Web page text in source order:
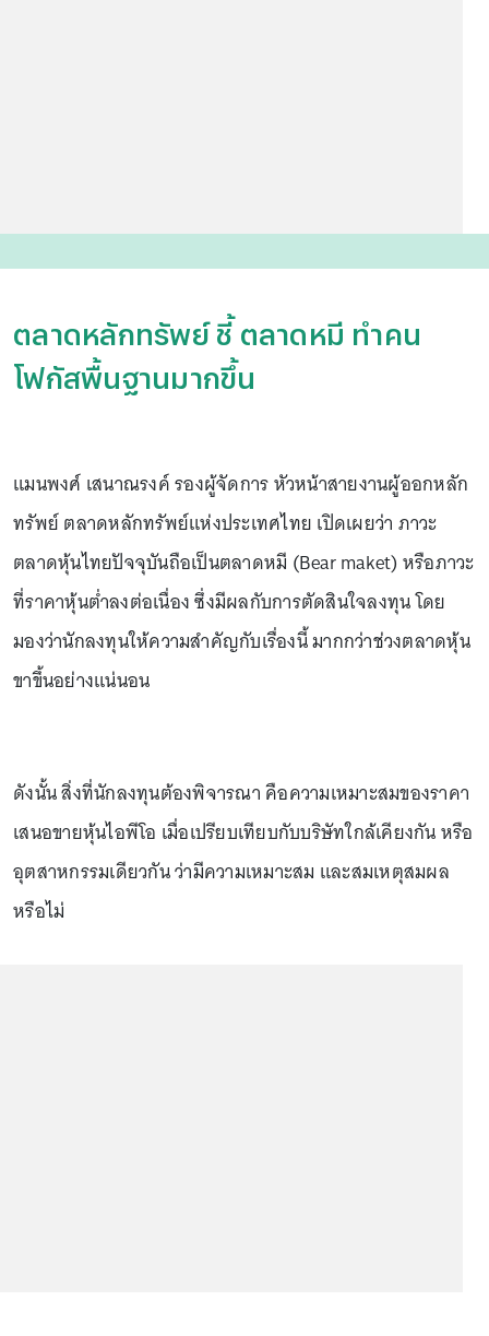
ตลาดหลักทรัพย์ ชี้ ตลาดหมี ทำคน
โฟกัสพื้นฐานมากขึ้น
แมนพงศ์ เสนาณรงค์ รองผู้จัดการ หัวหน้าสายงานผู้ออกหลัก
ทรัพย์ ตลาดหลักทรัพย์แห่งประเทศไทย เปิดเผยว่า ภาวะ
ตลาดหุ้นไทยปัจจุบันถือเป็นตลาดหมี (Bear maket) หรือภาวะ
ที่ราคาหุ้นต่ำลงต่อเนื่อง ซึ่งมีผลกับการตัดสินใจลงทุน โดย
มองว่านักลงทุนให้ความสำคัญกับเรื่องนี้ มากกว่าช่วงตลาดหุ้น
ขาขึ้นอย่างแน่นอน
ดังนั้น สิ่งที่นักลงทุนต้องพิจารณา คือความเหมาะสมของราคา
เสนอขายหุ้นไอพีโอ เมื่อเปรียบเทียบกับบริษัทใกล้เคียงกัน หรือ
อุตสาหกรรมเดียวกัน ว่ามีความเหมาะสม และสมเหตุสมผล
หรือไม่